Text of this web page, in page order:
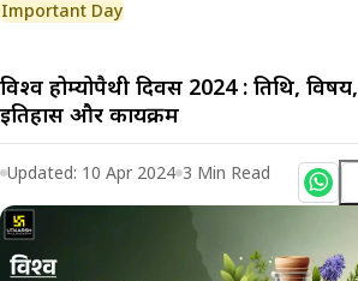
Important Day
विश्व होम्योपैथी दिवस 2024 : तिथि, विषय,
इतिहास और कार्यक्रम
Updated: 10 Apr 2024 3 Min Read